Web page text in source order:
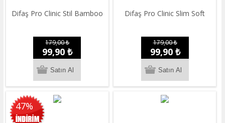
Difaş Pro Clinic Stil Bamboo
179,00 ₺
99,90 ₺
Difaş Pro Clinic Slim Soft
179,00 ₺
99,90 ₺
47%